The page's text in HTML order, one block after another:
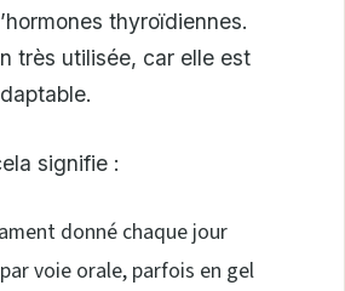
thyroïdiennes.
très utilisée, car elle est
signifie :
donné chaque jour
voie orale, parfois en gel